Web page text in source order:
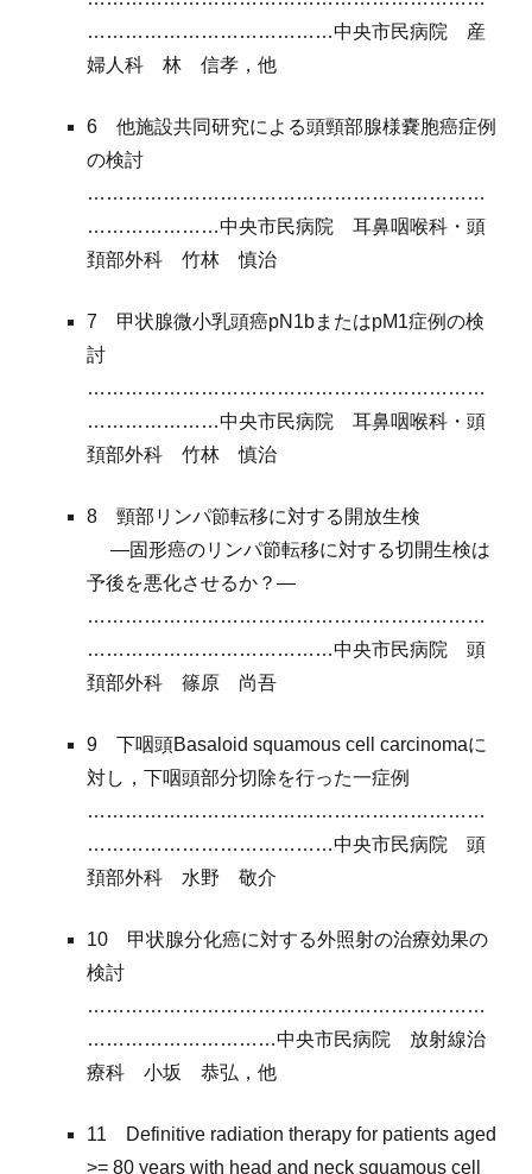
…………………………………中央市民病院 産
婦人科 林 信孝，他
6 他施設共同研究による頭頸部腺様嚢胞癌症例
の検討
………………………………………………………
…………………中央市民病院 耳鼻咽喉科・頭
頚部外科 竹林 慎治
7 甲状腺微小乳頭癌pN1bまたはpM1症例の検
討
………………………………………………………
…………………中央市民病院 耳鼻咽喉科・頭
頚部外科 竹林 慎治
8 頸部リンパ節転移に対する開放生検
―固形癌のリンパ節転移に対する切開生検は
予後を悪化させるか？―
………………………………………………………
…………………………………中央市民病院 頭
頚部外科 篠原 尚吾
9 下咽頭Basaloid squamous cell carcinomaに
対し，下咽頭部分切除を行った一症例
………………………………………………………
…………………………………中央市民病院 頭
頚部外科 水野 敬介
10 甲状腺分化癌に対する外照射の治療効果の
検討
………………………………………………………
…………………………中央市民病院 放射線治
療科 小坂 恭弘，他
11 Definitive radiation therapy for patients aged
>= 80 years with head and neck squamous cell